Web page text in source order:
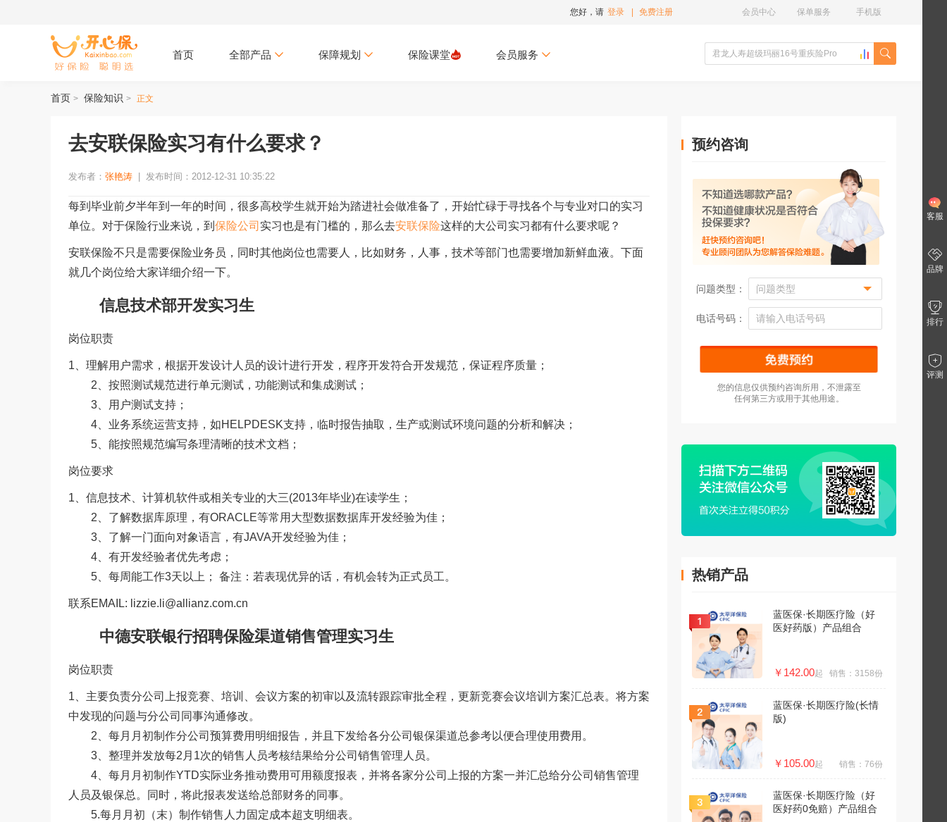
您好，请 登录 免费注册 手机版
保单服务
会员中心
首页 全部产品 保障规划 保险课堂 会员服务
首页 > 保险知识 > 正文
去安联保险实习有什么要求？
发布者： 张艳涛 发布时间：2012-12-31 10:35:22
每到毕业前夕半年到一年的时间，很多高校学生就开始为踏进社会做准备了，开始忙碌于寻找各个与专业对口的实习
单位。对于保险行业来说，到 保险公司 实习也是有门槛的，那么去安联保险这样的大公司实习都有什么要求呢？
安联保险不只是需要保险业务员，同时其他岗位也需要人，比如财务，人事，技术等部门也需要增加新鲜血液。下面
就几个岗位给大家详细介绍一下。
信息技术部开发实习生
岗位职责
1、理解用户需求，根据开发设计人员的设计进行开发，程序开发符合开发规范，保证程序质量；
2、按照测试规范进行单元测试，功能测试和集成测试；
3、用户测试支持；
4、业务系统运营支持，如HELPDESK支持，临时报告抽取，生产或测试环境问题的分析和解决；
5、能按照规范编写条理清晰的技术文档；
岗位要求
1、信息技术、计算机软件或相关专业的大三(2013年毕业)在读学生；
2、了解数据库原理，有ORACLE等常用大型数据数据库开发经验为佳；
3、了解一门面向对象语言，有JAVA开发经验为佳；
4、有开发经验者优先考虑；
5、每周能工作3天以上； 备注：若表现优异的话，有机会转为正式员工。
联系EMAIL: lizzie.li@allianz.com.cn
中德安联银行招聘保险渠道销售管理实习生
岗位职责
1、主要负责分公司上报竞赛、培训、会议方案的初审以及流转跟踪审批全程，更新竞赛会议培训方案汇总表。将方案
中发现的问题与分公司同事沟通修改。
2、每月月初制作分公司预算费用明细报告，并且下发给各分公司银保渠道总参考以便合理使用费用。
3、整理并发放每2月1次的销售人员考核结果给分公司销售管理人员。
4、每月月初制作YTD实际业务推动费用可用额度报表，并将各家分公司上报的方案一并汇总给分公司销售管理
人员及银保总。同时，将此报表发送给总部财务的同事。
5.每月月初（末）制作销售人力固定成本超支明细表。
预约咨询
问题类型：
电话号码：
您的信息仅供预约咨询所用，不泄露至
任何第三方或用于其他用途。
热销产品
蓝医保·长期医疗险（好
医好药版）产品组合
￥142.00起 销售：3158份
蓝医保·长期医疗险(长情
版)
￥105.00起 销售：76份
蓝医保·长期医疗险（好
医好药0免赔）产品组合
客服
品牌
排行
评测